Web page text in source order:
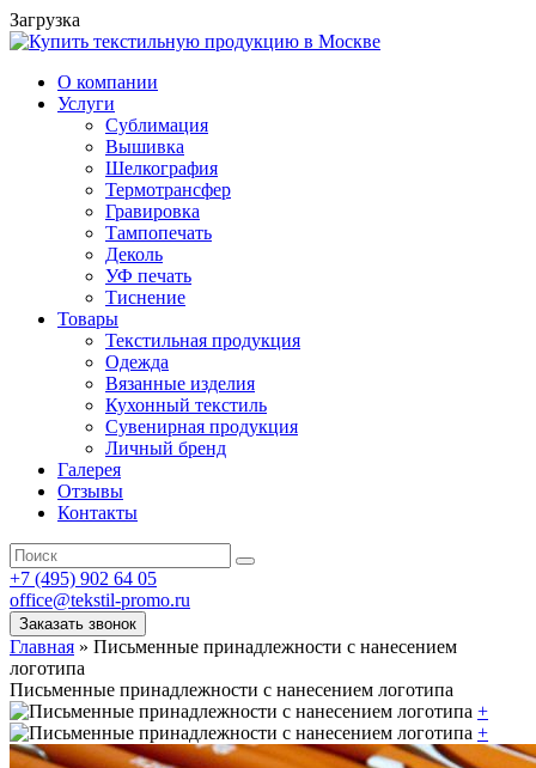
Загрузка
О компании
Услуги
Сублимация
Вышивка
Шелкография
Термотрансфер
Гравировка
Тампопечать
Деколь
УФ печать
Тиснение
Товары
Текстильная продукция
Одежда
Вязанные изделия
Кухонный текстиль
Сувенирная продукция
Личный бренд
Галерея
Отзывы
Контакты
+7 (495) 902 64 05
office@tekstil-promo.ru
Заказать звонок
Главная » Письменные принадлежности с нанесением
логотипа
Письменные принадлежности с нанесением логотипа
+
+